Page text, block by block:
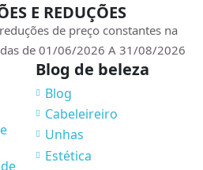
E REDUÇÕES
de preço constantes na
de 01/06/2026 A 31/08/2026
Blog de beleza
Blog
Cabeleireiro
Unhas
Estética